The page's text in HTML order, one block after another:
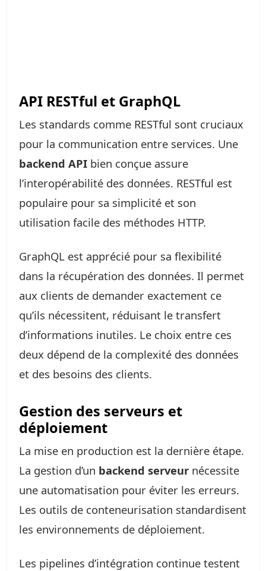
API RESTful et GraphQL
Les standards comme RESTful sont cruciaux
pour la communication entre services. Une
backend API bien conçue assure
l’interopérabilité des données. RESTful est
populaire pour sa simplicité et son
utilisation facile des méthodes HTTP.
GraphQL est apprécié pour sa flexibilité
dans la récupération des données. Il permet
aux clients de demander exactement ce
qu’ils nécessitent, réduisant le transfert
d’informations inutiles. Le choix entre ces
deux dépend de la complexité des données
et des besoins des clients.
Gestion des serveurs et
déploiement
La mise en production est la dernière étape.
La gestion d’un backend serveur nécessite
une automatisation pour éviter les erreurs.
Les outils de conteneurisation standardisent
les environnements de déploiement.
Les pipelines d’intégration continue testent